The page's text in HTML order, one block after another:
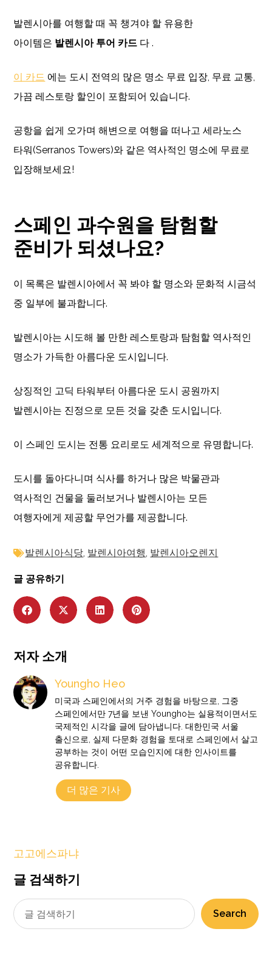
발렌시아를 여행할 때 꼭 챙겨야 할 유용한
아이템은 발렌시아 투어 카드 다 .
이 카드 에는 도시 전역의 많은 명소 무료 입장, 무료 교통,
가끔 레스토랑 할인이 포함되어 있습니다.
공항을 쉽게 오가며 해변으로 여행을 떠나고 세라노스
타워(Serranos Towers)와 같은 역사적인 명소에 무료로
입장해보세요!
스페인 과수원을 탐험할
준비가 되셨나요?
이 목록은 발렌시아에서 꼭 봐야 할 명소와 문화적 시금석
중 일부에 불과합니다.
발렌시아는 시도해 볼 만한 레스토랑과 탐험할 역사적인
명소가 가득한 아름다운 도시입니다.
상징적인 고딕 타워부터 아름다운 도시 공원까지
발렌시아는 진정으로 모든 것을 갖춘 도시입니다.
이 스페인 도시는 전통 요리로도 세계적으로 유명합니다.
도시를 돌아다니며 식사를 하거나 많은 박물관과
역사적인 건물을 둘러보거나 발렌시아는 모든
여행자에게 제공할 무언가를 제공합니다.
발렌시아식당, 발렌시아여행, 발렌시아오렌지
글 공유하기
저자 소개
Youngho Heo
미국과 스페인에서의 거주 경험을 바탕으로, 그중
스페인에서만 7년을 보낸 Youngho는 실용적이면서도
국제적인 시각을 글에 담아냅니다. 대한민국 서울
출신으로, 실제 다문화 경험을 토대로 스페인에서 살고
공부하는 것이 어떤 모습인지에 대한 인사이트를
공유합니다.
더 많은 기사
고고에스파냐
글 검색하기
Search